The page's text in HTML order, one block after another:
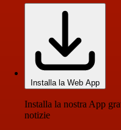
Installa la Web App
Installa la nostra App
notizie